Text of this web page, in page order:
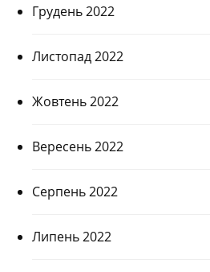
Грудень 2022
Листопад 2022
Жовтень 2022
Вересень 2022
Серпень 2022
Липень 2022